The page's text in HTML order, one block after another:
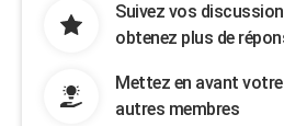
Suivez vos
obtenez plus de
Mettez en avant
autres membres